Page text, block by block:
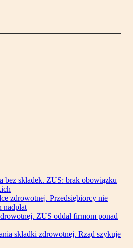
bez składek. ZUS: brak obowiązku
zdrowotnej. Przedsiębiorcy nie
ZUS oddał firmom ponad
składki zdrowotnej. Rząd szykuje